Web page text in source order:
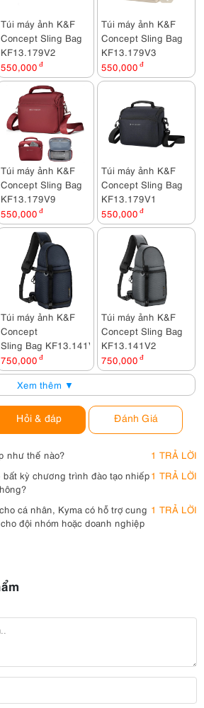
Túi máy ảnh K&F
Concept Sling Bag
KF13.179V2
550,000 đ
Túi máy ảnh K&F
Concept Sling Bag
KF13.179V3
550,000 đ
Túi máy ảnh K&F
Concept Sling Bag
KF13.179V9
550,000 đ
Túi máy ảnh K&F
Concept Sling Bag
KF13.179V1
550,000 đ
Túi máy ảnh K&F
Concept
Sling Bag KF13.141V4
750,000 đ
Túi máy ảnh K&F
Concept Sling Bag
KF13.141V2
750,000 đ
Xem thêm ▼
Hỏi & đáp Đánh Giá
như thế nào?
1 TRẢ LỜI
bất kỳ chương trình đào tạo nhiếp1 TRẢ LỜI
cá nhân, Kyma có hỗ trợ cung
đội nhóm hoặc doanh nghiệp
1 TRẢ LỜI